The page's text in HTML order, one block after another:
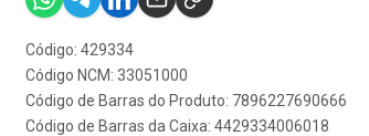
Código: 429334
Código NCM: 33051000
Código de Barras do Produto: 7896227690666
Código de Barras da Caixa: 4429334006018